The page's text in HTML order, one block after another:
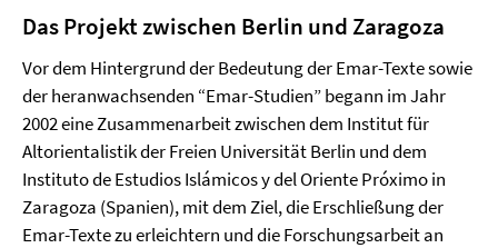
Das Projekt zwischen Berlin und Zaragoza
Vor dem Hintergrund der Bedeutung der Emar-Texte sowie
der heranwachsenden “Emar-Studien” begann im Jahr
2002 eine Zusammenarbeit zwischen dem Institut für
Altorientalistik der Freien Universität Berlin und dem
Instituto de Estudios Islámicos y del Oriente Próximo in
Zaragoza (Spanien), mit dem Ziel, die Erschließung der
Emar-Texte zu erleichtern und die Forschungsarbeit an